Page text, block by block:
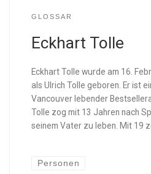
GLOSSAR
Eckhart Tolle
Eckhart Tolle wurde am 16.
als Ulrich Tolle geboren. Er ist
Vancouver lebender
Tolle zog mit 13 Jahren nach
seinem Vater zu leben. Mit 19
Personen